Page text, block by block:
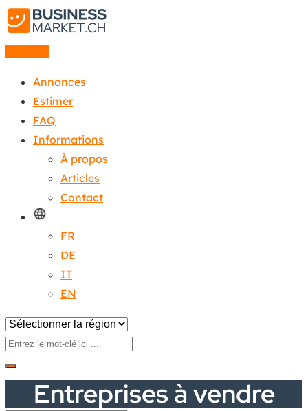
Annonces
Estimer
FAQ
Informations
À propos
Articles
Contact
FR
DE
IT
EN
Entreprises à vendre